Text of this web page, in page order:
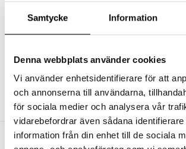
Samtycke Information
Denna webbplats använder cookies
Vi använder enhetsidentifierare för att
och annonserna till användarna,
för sociala medier och analysera vår
vidarebefordrar även sådana
information från din enhet till de sociala
FOSCARINI
Bump Pendel Gold
5735 kr 4588 kr
Hoba